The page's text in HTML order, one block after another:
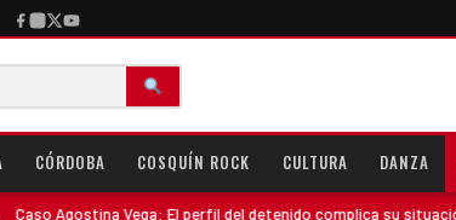
CÓRDOBA COSQUÍN ROCK CULTURA DANZA
Vega: El perfil del detenido complica su situación judicial